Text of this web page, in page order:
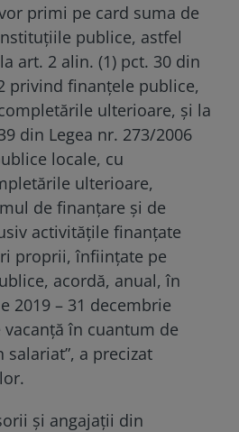
primi pe card suma de
publice, astfel
art. 2 alin. (1) pct. 30 din
privind finanţele publice,
ulterioare, şi la
din Legea nr. 273/2006
locale, cu
ulterioare,
de finanţare şi de
activităţile finanţate
proprii, înfiinţate pe
acordă, anual, în
2019 – 31 decembrie
vacanţă în cuantum de
salariat”, a precizat
și angajații din